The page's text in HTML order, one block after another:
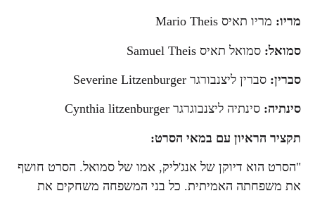
מריו: מריו תאיס Mario Theis
סמואל: סמואל תאיס Samuel Theis
סברין: סברין ליצנבורגר Severine Litzenburger
סינתיה: סינתיה ליצנבוגרגר Cynthia litzenburger
תקציר הראיון עם במאי הסרט:
"הסרט הוא דיוקן של אנג'ליק, אמו של סמואל. הסרט חושף
את משפחתה האמיתית. כל בני המשפחה משחקים את